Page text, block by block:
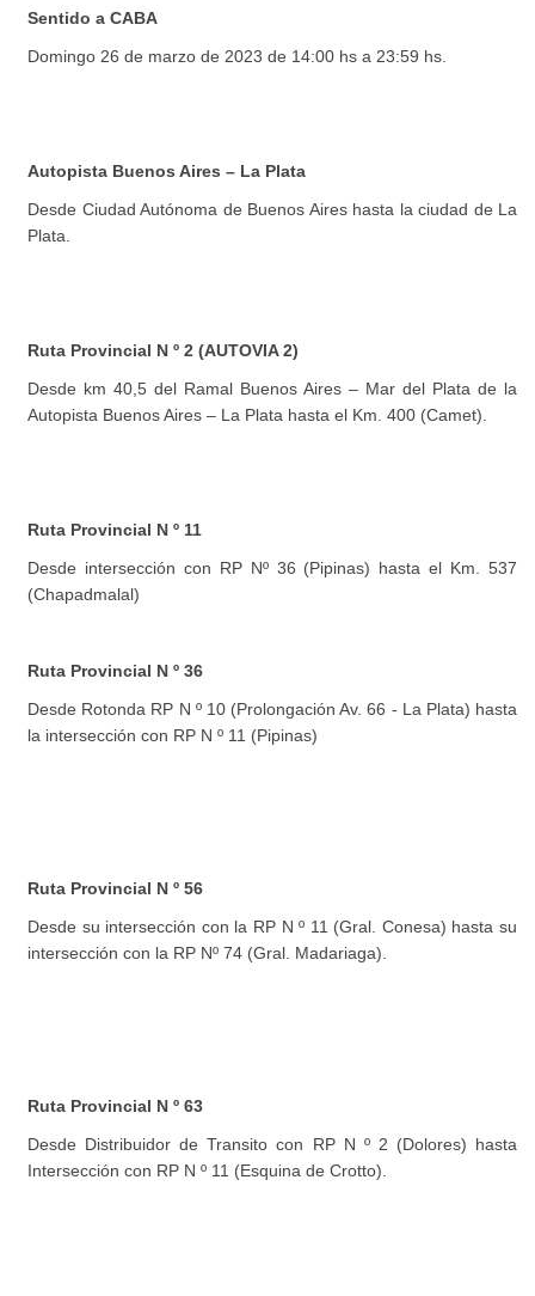
Sentido a CABA
Domingo 26 de marzo de 2023 de 14:00 hs a 23:59 hs.
Autopista Buenos Aires – La Plata
Desde Ciudad Autónoma de Buenos Aires hasta la ciudad de La
Plata.
Ruta Provincial N º 2 (AUTOVIA 2)
Desde km 40,5 del Ramal Buenos Aires – Mar del Plata de la
Autopista Buenos Aires – La Plata hasta el Km. 400 (Camet).
Ruta Provincial N º 11
Desde intersección con RP Nº 36 (Pipinas) hasta el Km. 537
(Chapadmalal)
Ruta Provincial N º 36
Desde Rotonda RP N º 10 (Prolongación Av. 66 - La Plata) hasta
la intersección con RP N º 11 (Pipinas)
Ruta Provincial N º 56
Desde su intersección con la RP N º 11 (Gral. Conesa) hasta su
intersección con la RP Nº 74 (Gral. Madariaga).
Ruta Provincial N º 63
Desde Distribuidor de Transito con RP N º 2 (Dolores) hasta
Intersección con RP N º 11 (Esquina de Crotto).